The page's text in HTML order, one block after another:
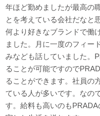
年ほど勤めましたが最高の
とを考えている会社だなと
何より好きなブランドで働
ました。月に一度のフィー
みなども話していました。
ることが可能ですので
ることができます。社員の
ている人が多いです。なの
す。給料も高いのも